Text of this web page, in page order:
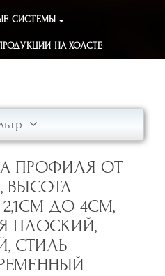
СИСТЕМЫ
НА ХОЛСТЕ
ПРОФИЛЯ ОТ
ВЫСОТА
ДО 4СМ,
ПЛОСКИЙ,
СТИЛЬ